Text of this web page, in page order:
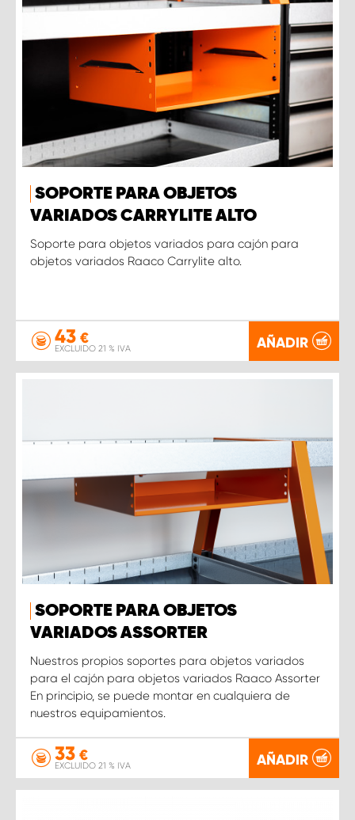
SOPORTE PARA OBJETOS
VARIADOS CARRYLITE ALTO
Soporte para objetos variados para cajón para
objetos variados Raaco Carrylite alto.
43 €
EXCLUIDO 21 % IVA AÑADIR
SOPORTE PARA OBJETOS
VARIADOS ASSORTER
Nuestros propios soportes para objetos variados
para el cajón para objetos variados Raaco Assorter
En principio, se puede montar en cualquiera de
nuestros equipamientos.
33 €
EXCLUIDO 21 % IVA AÑADIR